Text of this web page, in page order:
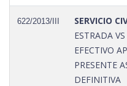
622/2013/III SERVICIO
ESTRADA
EFECTIVO
PRESENTE
DEFINITIVA